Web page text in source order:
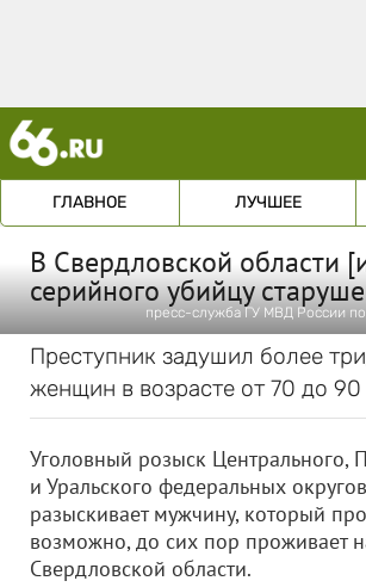
ГЛАВНОЕ ЛУЧШЕЕ
В Свердловской области
серийного убийцу
пресс-служба ГУ МВД России
Преступник задушил более
женщин в возрасте от 70 до 90
Уголовный розыск Центрального,
и Уральского федеральных
разыскивает мужчину, который
возможно, до сих пор проживает
Свердловской области.